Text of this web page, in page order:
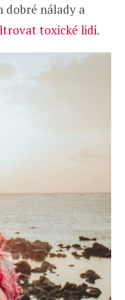
dobré nálady a
toxické lidi.